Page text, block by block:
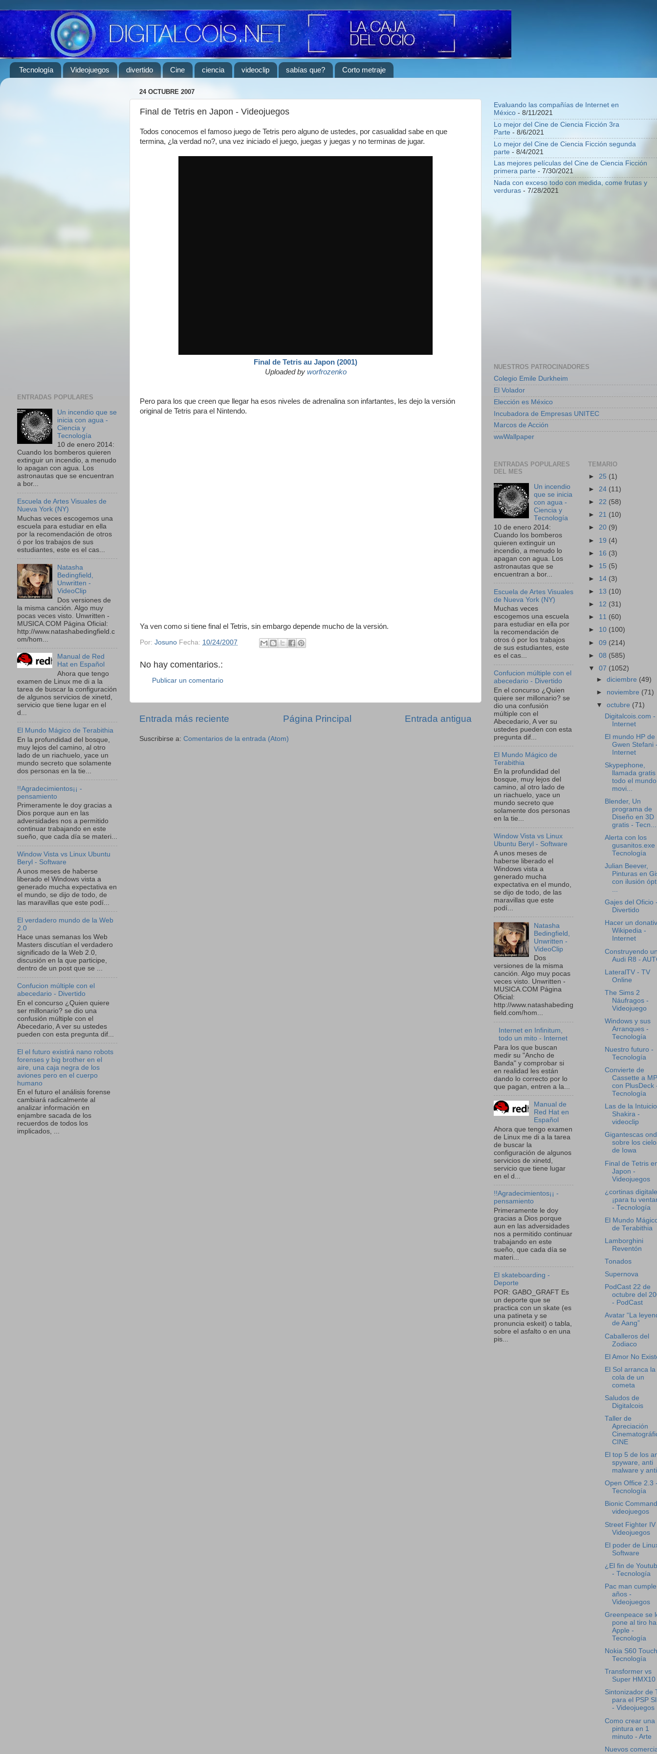
Tecnología Videojuegos divertido Cine ciencia videoclip sabías que? Corto metraje
24 OCTUBRE 2007
Final de Tetris en Japon - Videojuegos
Todos conocemos el famoso juego de Tetris pero alguno de ustedes, por casualidad sabe en que
termina, ¿la verdad no?, una vez iniciado el juego, juegas y juegas y no terminas de jugar.
Final de Tetris au Japon (2001)
Uploaded by worfrozenko
Pero para los que creen que llegar ha esos niveles de adrenalina son infartantes, les dejo la versión
original de Tetris para el Nintendo.
Ya ven como si tiene final el Tetris, sin embargo depende mucho de la versión.
Por: Josuno Fecha: 10/24/2007
No hay comentarios.:
Publicar un comentario
Entrada más reciente Entrada antigua
Página Principal
Suscribirse a: Comentarios de la entrada (Atom)
ENTRADAS POPULARES
Un incendio que se
inicia con agua -
Ciencia y
Tecnología
10 de enero 2014:
Cuando los bomberos quieren
extinguir un incendio, a menudo
lo apagan con agua. Los
astronautas que se encuentran
a bor...
Escuela de Artes Visuales de
Nueva York (NY)
Muchas veces escogemos una
escuela para estudiar en ella
por la recomendación de otros
ó por los trabajos de sus
estudiantes, este es el cas...
Natasha
Bedingfield,
Unwritten -
VideoClip
Dos versiones de
la misma canción. Algo muy
pocas veces visto. Unwritten -
MUSICA.COM Página Oficial:
http://www.natashabedingfield.c
om/hom...
Manual de Red
Hat en Español
Ahora que tengo
examen de Linux me di a la
tarea de buscar la configuración
de algunos servicios de xinetd,
servicio que tiene lugar en el
d...
El Mundo Mágico de Terabithia
En la profundidad del bosque,
muy lejos del camino, al otro
lado de un riachuelo, yace un
mundo secreto que solamente
dos personas en la tie...
!!Agradecimientos¡¡ -
pensamiento
Primeramente le doy gracias a
Dios porque aun en las
adversidades nos a permitido
continuar trabajando en este
sueño, que cada día se materi...
Window Vista vs Linux Ubuntu
Beryl - Software
A unos meses de haberse
liberado el Windows vista a
generado mucha expectativa en
el mundo, se dijo de todo, de
las maravillas que este podí...
El verdadero mundo de la Web
2.0
Hace unas semanas los Web
Masters discutían el verdadero
significado de la Web 2.0,
discusión en la que participe,
dentro de un post que se ...
Confucion múltiple con el
abecedario - Divertido
En el concurso ¿Quien quiere
ser millonario? se dio una
confusión múltiple con el
Abecedario, A ver su ustedes
pueden con esta pregunta dif...
El el futuro existirá nano robots
forenses y big brother en el
aire, una caja negra de los
aviones pero en el cuerpo
humano
En el futuro el análisis forense
cambiará radicalmente al
analizar información en
enjambre sacada de los
recuerdos de todos los
implicados, ...
Evaluando las compañías de Internet en
México - 8/11/2021
Lo mejor del Cine de Ciencia Ficción 3ra
Parte - 8/6/2021
Lo mejor del Cine de Ciencia Ficción segunda
parte - 8/4/2021
Las mejores películas del Cine de Ciencia Ficción
primera parte - 7/30/2021
Nada con exceso todo con medida, come frutas y
verduras - 7/28/2021
NUESTROS PATROCINADORES
Colegio Emile Durkheim
El Volador
Elección es México
Incubadora de Empresas UNITEC
Marcos de Acción
wwWallpaper
ENTRADAS POPULARES
DEL MES
Un incendio
que se inicia
con agua -
Ciencia y
Tecnología
10 de enero 2014:
Cuando los bomberos
quieren extinguir un
incendio, a menudo lo
apagan con agua. Los
astronautas que se
encuentran a bor...
Escuela de Artes Visuales
de Nueva York (NY)
Muchas veces
escogemos una escuela
para estudiar en ella por
la recomendación de
otros ó por los trabajos
de sus estudiantes, este
es el cas...
Confucion múltiple con el
abecedario - Divertido
En el concurso ¿Quien
quiere ser millonario? se
dio una confusión
múltiple con el
Abecedario, A ver su
ustedes pueden con esta
pregunta dif...
El Mundo Mágico de
Terabithia
En la profundidad del
bosque, muy lejos del
camino, al otro lado de
un riachuelo, yace un
mundo secreto que
solamente dos personas
en la tie...
Window Vista vs Linux
Ubuntu Beryl - Software
A unos meses de
haberse liberado el
Windows vista a
generado mucha
expectativa en el mundo,
se dijo de todo, de las
maravillas que este
podí...
Natasha
Bedingfield,
Unwritten -
VideoClip
Dos
versiones de la misma
canción. Algo muy pocas
veces visto. Unwritten -
MUSICA.COM Página
Oficial:
http://www.natashabeding
field.com/hom...
Internet en Infinitum,
todo un mito - Internet
Para los que buscan
medir su "Ancho de
Banda" y comprobar si
en realidad les están
dando lo correcto por lo
que pagan, entren a la...
Manual de
Red Hat en
Español
Ahora que tengo examen
de Linux me di a la tarea
de buscar la
configuración de algunos
servicios de xinetd,
servicio que tiene lugar
en el d...
!!Agradecimientos¡¡ -
pensamiento
Primeramente le doy
gracias a Dios porque
aun en las adversidades
nos a permitido continuar
trabajando en este
sueño, que cada día se
materi...
El skateboarding -
Deporte
POR: GABO_GRAFT Es
un deporte que se
practica con un skate (es
una patineta y se
pronuncia eskeit) o tabla,
sobre el asfalto o en una
pis...
TEMARIO
► 25 (1)
► 24 (11)
► 22 (58)
► 21 (10)
► 20 (9)
► 19 (4)
► 16 (3)
► 15 (5)
► 14 (3)
► 13 (10)
► 12 (31)
► 11 (60)
► 10 (100)
► 09 (214)
► 08 (585)
▼ 07 (1052)
►diciembre (49)
► noviembre (71)
▼octubre (71)
Digitalcois.com -
Internet
El mundo HP de
Gwen Stefani
Internet
Skypephone,
llamada gratis
todo el
movi...
Blender, Un
programa de
Diseño en 3D
gratis - Tecn...
Alerta con los
gusanitos.exe
Tecnología
Julian Beever,
Pinturas en
con ilusión
...
Gajes del Oficio
Divertido
Hacer un
Wikipedia -
Internet
Construyendo
Audi R8 -
LateralTV - TV
Online
The Sims 2
Náufragos -
Videojuego
Windows y sus
Arranques -
Tecnología
Nuestro futuro -
Tecnología
Convierte de
Cassette a
con PlusDeck
Tecnología
Las de la
Shakira -
videoclip
Gigantescas
sobre los
de Iowa
Final de Tetris
Japon -
Videojuegos
¿cortinas
¡para tu
- Tecnología
El Mundo
de Terabithia
Lamborghini
Reventón
Tonados
Supernova
PodCast 22 de
octubre del
- PodCast
Avatar “La
de Aang”
Caballeros del
Zodiaco
El Amor No
El Sol arranca la
cola de un
cometa
Saludos de
Digitalcois
Taller de
Apreciación
CINE
El top 5 de los
spyware, anti
malware y
Open Office 2.3
Tecnología
Bionic
videojuegos
Street Fighter IV
Videojuegos
El poder de
Software
¿El fin de
- Tecnología
Pac man
años -
Videojuegos
Greenpeace se
pone al tiro ha
Apple -
Tecnología
Nokia S60
Tecnología
Transformer vs
Super HMX10
Sintonizador de
para el PSP
- Videojuegos
Como crear una
pintura en 1
minuto - Arte
Nuevos